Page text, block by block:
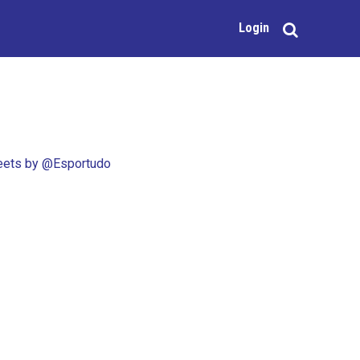
Login
by @Esportudo